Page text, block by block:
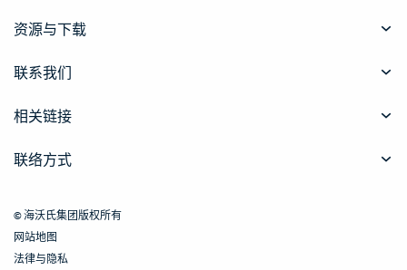
资源与下载
联系我们
相关链接
联络方式
© 海沃氏集团版权所有
网站地图
法律与隐私